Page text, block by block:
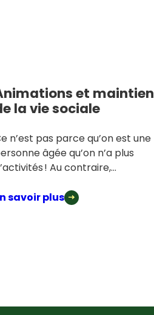
et maintien
la vie sociale
n’est pas parce qu’on est une
âgée qu’on n’a plus
! Au contraire,...
savoir plus